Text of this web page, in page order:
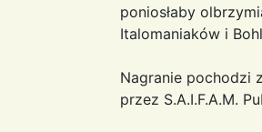
poniosłaby
Italomaniaków i
Nagranie pochodzi
przez S.A.I.F.A.M.